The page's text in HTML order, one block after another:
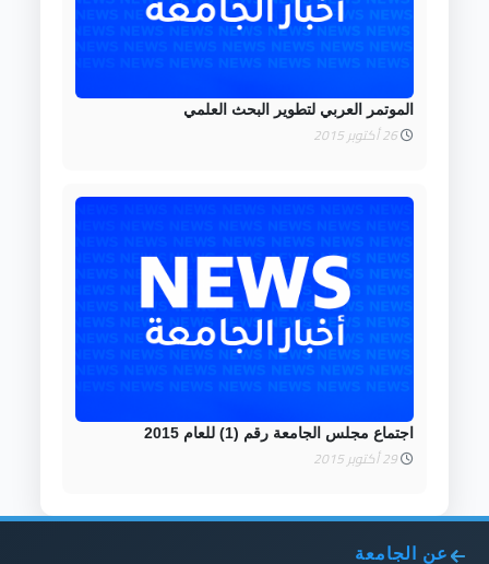
الموتمر العربي لتطوير البحث العلمي
26 أكتوبر 2015
اجتماع مجلس الجامعة رقم (1) للعام 2015
29 أكتوبر 2015
عن الجامعة